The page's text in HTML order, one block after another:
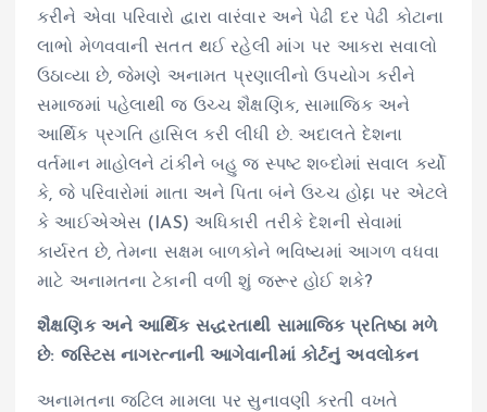
કરીને એવા પરિવારો દ્વારા વારંવાર અને પેઢી દર પેઢી કોટાના
લાભો મેળવવાની સતત થઈ રહેલી માંગ પર આકરા સવાલો
ઉઠાવ્યા છે, જેમણે અનામત પ્રણાલીનો ઉપયોગ કરીને
સમાજમાં પહેલાથી જ ઉચ્ચ શૈક્ષણિક, સામાજિક અને
આર્થિક પ્રગતિ હાસિલ કરી લીધી છે. અદાલતે દેશના
વર્તમાન માહોલને ટાંકીને બહુ જ સ્પષ્ટ શબ્દોમાં સવાલ કર્યો
કે, જે પરિવારોમાં માતા અને પિતા બંને ઉચ્ચ હોદ્દા પર એટલે
કે આઈએએસ (IAS) અધિકારી તરીકે દેશની સેવામાં
કાર્યરત છે, તેમના સક્ષમ બાળકોને ભવિષ્યમાં આગળ વધવા
માટે અનામતના ટેકાની વળી શું જરૂર હોઈ શકે?
શૈક્ષણિક અને આર્થિક સદ્ધરતાથી સામાજિક પ્રતિષ્ઠા મળે
છે: જસ્ટિસ નાગરત્નાની આગેવાનીમાં કોર્ટનું અવલોકન
અનામતના જટિલ મામલા પર સુનાવણી કરતી વખતે